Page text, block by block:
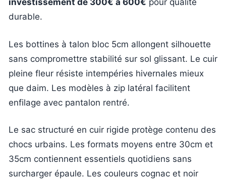
investissement de 300€ à 600€ pour qualité
durable.
Les bottines à talon bloc 5cm allongent silhouette
sans compromettre stabilité sur sol glissant. Le cuir
pleine fleur résiste intempéries hivernales mieux
que daim. Les modèles à zip latéral facilitent
enfilage avec pantalon rentré.
Le sac structuré en cuir rigide protège contenu des
chocs urbains. Les formats moyens entre 30cm et
35cm contiennent essentiels quotidiens sans
surcharger épaule. Les couleurs cognac et noir